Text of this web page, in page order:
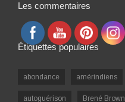
Les commentaires
Étiquettes populaires
abondance amérindiens
autoguérison Brené Brown